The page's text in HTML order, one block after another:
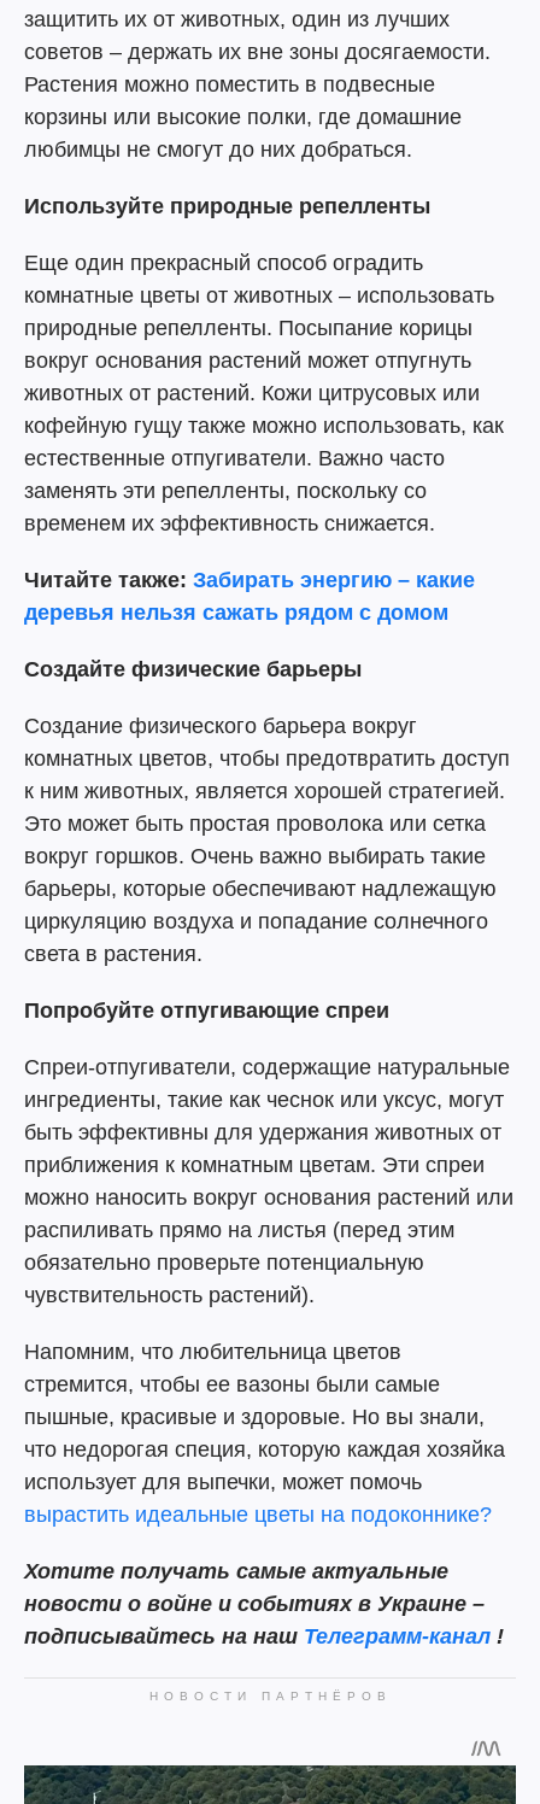
защитить их от животных, один из лучших
советов – держать их вне зоны досягаемости.
Растения можно поместить в подвесные
корзины или высокие полки, где домашние
любимцы не смогут до них добраться.
Используйте природные репелленты
Еще один прекрасный способ оградить
комнатные цветы от животных – использовать
природные репелленты. Посыпание корицы
вокруг основания растений может отпугнуть
животных от растений. Кожи цитрусовых или
кофейную гущу также можно использовать, как
естественные отпугиватели. Важно часто
заменять эти репелленты, поскольку со
временем их эффективность снижается.
Читайте также: Забирать энергию – какие
деревья нельзя сажать рядом с домом
Создайте физические барьеры
Создание физического барьера вокруг
комнатных цветов, чтобы предотвратить доступ
к ним животных, является хорошей стратегией.
Это может быть простая проволока или сетка
вокруг горшков. Очень важно выбирать такие
барьеры, которые обеспечивают надлежащую
циркуляцию воздуха и попадание солнечного
света в растения.
Попробуйте отпугивающие спреи
Спреи-отпугиватели, содержащие натуральные
ингредиенты, такие как чеснок или уксус, могут
быть эффективны для удержания животных от
приближения к комнатным цветам. Эти спреи
можно наносить вокруг основания растений или
распиливать прямо на листья (перед этим
обязательно проверьте потенциальную
чувствительность растений).
Напомним, что любительница цветов
стремится, чтобы ее вазоны были самые
пышные, красивые и здоровые. Но вы знали,
что недорогая специя, которую каждая хозяйка
использует для выпечки, может помочь
вырастить идеальные цветы на подоконнике?
Хотите получать самые актуальные
новости о войне и событиях в Украине –
подписывайтесь на наш Телеграмм-канал !